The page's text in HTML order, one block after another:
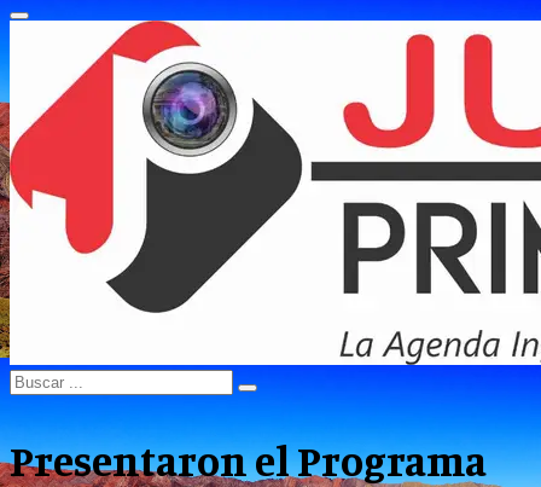
Primary
Search
for:
Search
Presentaron el Programa